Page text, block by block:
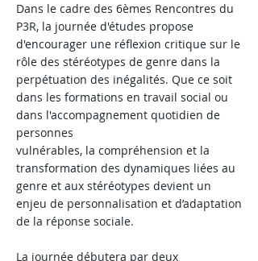
Dans le cadre des 6èmes Rencontres du
P3R, la journée d'études propose
d'encourager une réflexion critique sur le
rôle des stéréotypes de genre dans la
perpétuation des inégalités. Que ce soit
dans les formations en travail social ou
dans l'accompagnement quotidien de
personnes
vulnérables, la compréhension et la
transformation des dynamiques liées au
genre et aux stéréotypes devient un
enjeu de personnalisation et d’adaptation
de la réponse sociale.
La journée débutera par deux